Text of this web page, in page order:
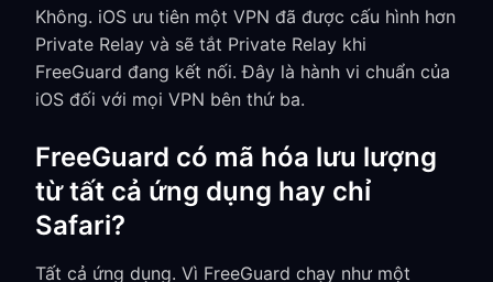
Không. iOS ưu tiên một VPN đã được cấu hình hơn
Private Relay và sẽ tắt Private Relay khi
FreeGuard đang kết nối. Đây là hành vi chuẩn của
iOS đối với mọi VPN bên thứ ba.
FreeGuard có mã hóa lưu lượng
từ tất cả ứng dụng hay chỉ
Safari?
Tất cả ứng dụng. Vì FreeGuard chạy như một